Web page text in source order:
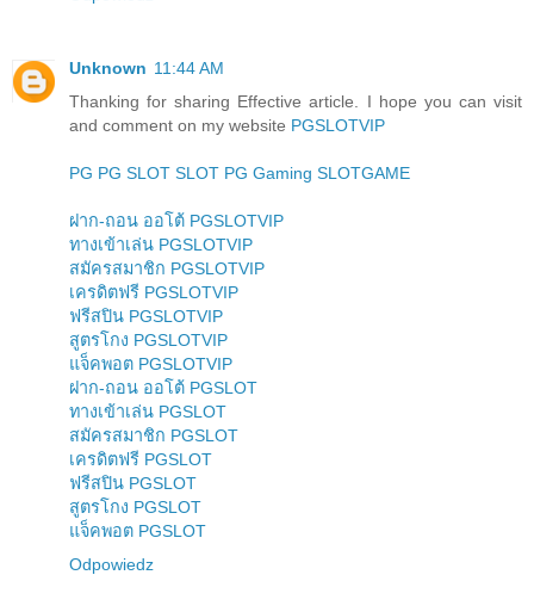
Unknown 11:44 AM
Thanking for sharing Effective article. I hope you can visit
and comment on my website PGSLOTVIP
PG PG SLOT SLOT PG Gaming SLOTGAME
ฝาก-ถอน ออโต้ PGSLOTVIP
ทางเข้าเล่น PGSLOTVIP
สมัครสมาชิก PGSLOTVIP
เครดิตฟรี PGSLOTVIP
ฟรีสปิน PGSLOTVIP
สูตรโกง PGSLOTVIP
แจ็คพอต PGSLOTVIP
ฝาก-ถอน ออโต้ PGSLOT
ทางเข้าเล่น PGSLOT
สมัครสมาชิก PGSLOT
เครดิตฟรี PGSLOT
ฟรีสปิน PGSLOT
สูตรโกง PGSLOT
แจ็คพอต PGSLOT
Odpowiedz